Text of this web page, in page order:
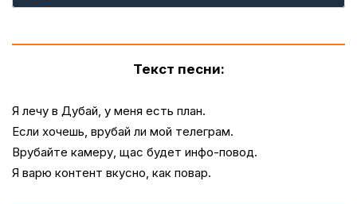
Текст песни:
Я лечу в Дубай, у меня есть план.
Если хочешь, врубай ли мой телеграм.
Врубайте камеру, щас будет инфо-повод.
Я варю контент вкусно, как повар.